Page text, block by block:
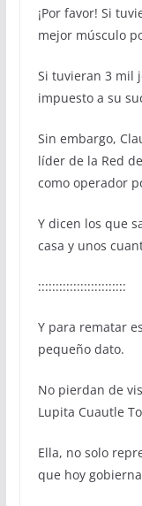
¡Por favor! Si
mejor músculo
Si tuvieran 3 mil
impuesto a su
Sin embargo,
líder de la Red
como operador
Y dicen los que
casa y unos
:::::::::::::::::::::::::
Y para rematar
pequeño dato.
No pierdan de
Lupita Cuautle
Ella, no solo
que hoy